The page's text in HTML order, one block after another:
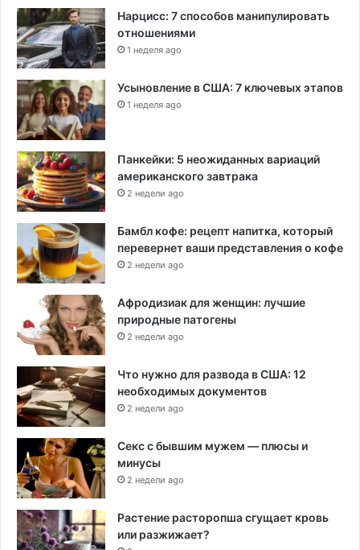
Нарцисс: 7 способов манипулировать
отношениями
1 неделя ago
Усыновление в США: 7 ключевых этапов
1 неделя ago
Панкейки: 5 неожиданных вариаций
американского завтрака
2 недели ago
Бамбл кофе: рецепт напитка, который
перевернет ваши представления о кофе
2 недели ago
Афродизиак для женщин: лучшие
природные патогены
2 недели ago
Что нужно для развода в США: 12
необходимых документов
2 недели ago
Секс с бывшим мужем — плюсы и
минусы
2 недели ago
Растение расторопша сгущает кровь
или разжижает?